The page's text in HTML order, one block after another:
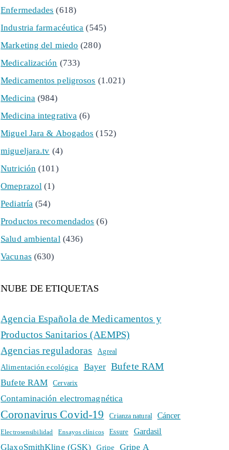
Enfermedades (618)
Industria farmacéutica (545)
Marketing del miedo (280)
Medicalización (733)
Medicamentos peligrosos (1.021)
Medicina (984)
Medicina integrativa (6)
Miguel Jara & Abogados (152)
migueljara.tv (4)
Nutrición (101)
Omeprazol (1)
Pediatría (54)
Productos recomendados (6)
Salud ambiental (436)
Vacunas(630)
NUBE DE ETIQUETAS
Agencia Española de Medicamentos y
Productos Sanitarios (AEMPS)
Agencias reguladoras
Agreal
Alimentación ecológica Bayer Bufete RAM
Bufete RAM Cervarix
Contaminación electromagnética
Coronavirus Covid-19 Crianza natural Cáncer
Electrosensibilidad Ensayos clínicos Essure Gardasil
GlaxoSmithKline (GSK) Gripe Gripe A